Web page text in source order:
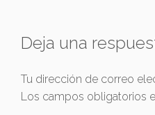
Deja una
Tu dirección de correo
Los campos obligatorios